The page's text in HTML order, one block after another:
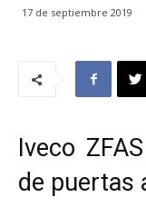
17 de septiembre 2019
Iveco
de puertas